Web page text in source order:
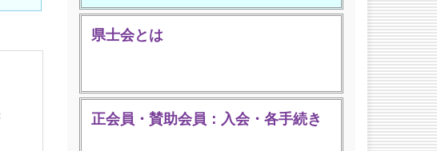
県士会とは
正会員・賛助会員：入会・各手続き